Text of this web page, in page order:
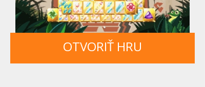
OTVORIŤ HRU